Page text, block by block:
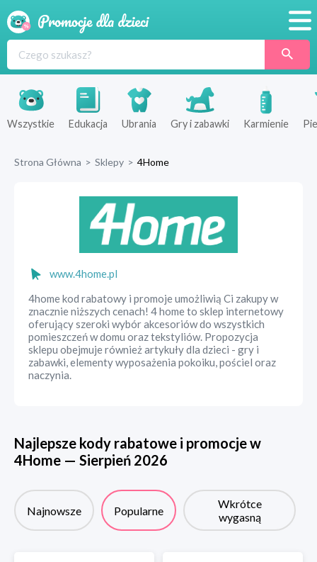
Produkty
Sklepy
Wszystkie Edukacja Ubrania Gry i zabawki Karmienie
Strona Główna > Sklepy > 4Home
www.4home.pl
4home kod rabatowy i promoje umożliwią Ci zakupy w
znacznie niższych cenach! 4 home to sklep internetowy
oferujący szeroki wybór akcesoriów do wszystkich
pomieszczeń w domu oraz tekstyliów. Propozycja
sklepu obejmuje również artykuły dla dzieci - gry i
zabawki, elementy wyposażenia pokoiku, pościel oraz
naczynia.
Najlepsze kody rabatowe i promocje w
4Home — Sierpień 2026
Najnowsze Popularne
Wkrótce
wygasną